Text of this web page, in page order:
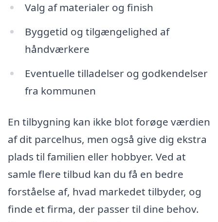
Valg af materialer og finish
Byggetid og tilgængelighed af
håndværkere
Eventuelle tilladelser og godkendelser
fra kommunen
En tilbygning kan ikke blot forøge værdien
af dit parcelhus, men også give dig ekstra
plads til familien eller hobbyer. Ved at
samle flere tilbud kan du få en bedre
forståelse af, hvad markedet tilbyder, og
finde et firma, der passer til dine behov.